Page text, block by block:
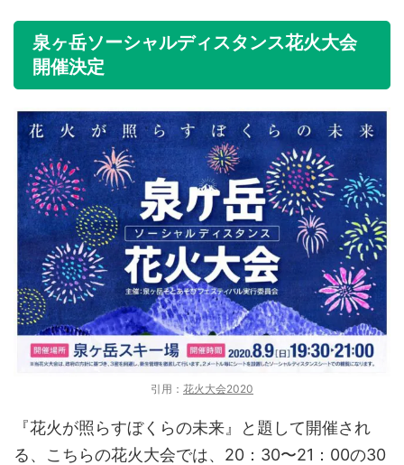
泉ヶ岳ソーシャルディスタンス花火大会
開催決定
引用： 花火大会2020
『花火が照らすぼくらの未来』と題して開催され
る、こちらの花火大会では、20：30〜21：00の30